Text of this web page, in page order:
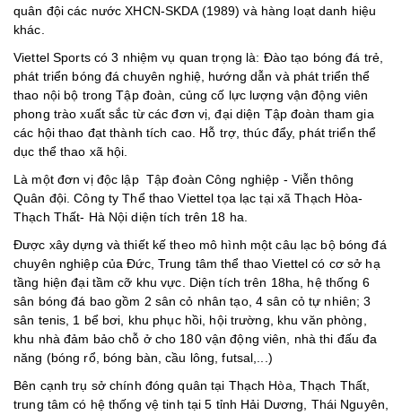
quân đội các nước XHCN-SKDA (1989) và hàng loạt danh hiệu
khác.
Viettel Sports có 3 nhiệm vụ quan trọng là: Đào tạo bóng đá trẻ,
phát triển bóng đá chuyên nghiệ, hướng dẫn và phát triển thể
thao nội bộ trong Tập đoàn, củng cố lực lượng vận động viên
phong trào xuất sắc từ các đơn vị, đại diện Tập đoàn tham gia
các hội thao đạt thành tích cao. Hỗ trợ, thúc đẩy, phát triển thể
dục thể thao xã hội.
Là một đơn vị độc lập Tập đoàn Công nghiệp - Viễn thông
Quân đội. Công ty Thể thao Viettel tọa lạc tại xã Thạch Hòa-
Thạch Thất- Hà Nội diện tích trên 18 ha.
Được xây dựng và thiết kế theo mô hình một câu lạc bộ bóng đá
chuyên nghiệp của Đức, Trung tâm thể thao Viettel có cơ sở hạ
tầng hiện đại tầm cỡ khu vực. Diện tích trên 18ha, hệ thống 6
sân bóng đá bao gồm 2 sân cỏ nhân tạo, 4 sân cỏ tự nhiên; 3
sân tenis, 1 bể bơi, khu phục hồi, hội trường, khu văn phòng,
khu nhà đảm bảo chỗ ở cho 180 vận động viên, nhà thi đấu đa
năng (bóng rổ, bóng bàn, cầu lông, futsal,...)
Bên cạnh trụ sở chính đóng quân tại Thạch Hòa, Thạch Thất,
trung tâm có hệ thống vệ tinh tại 5 tỉnh Hải Dương, Thái Nguyên,